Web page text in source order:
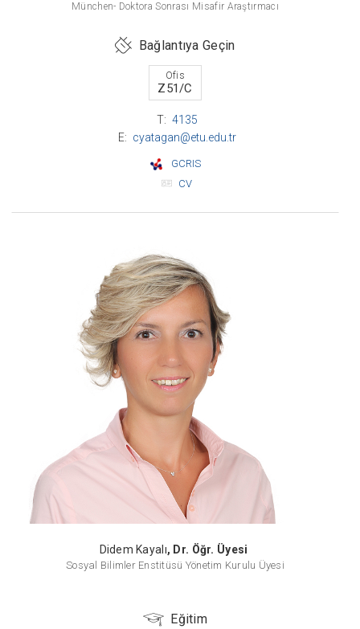
München- Doktora Sonrası Misafir Araştırmacı
Bağlantıya Geçin
Ofis
Z51/C
T: 4135
E: cyatagan@etu.edu.tr
GCRIS
CV
Didem Kayalı, Dr. Öğr. Üyesi
Sosyal Bilimler Enstitüsü Yönetim Kurulu Üyesi
Eğitim